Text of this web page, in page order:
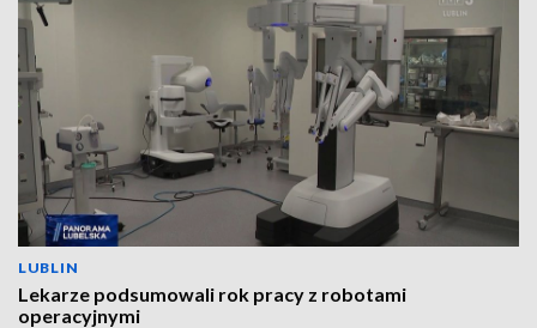
LUBLIN
Lekarze podsumowali rok pracy z robotami
operacyjnymi